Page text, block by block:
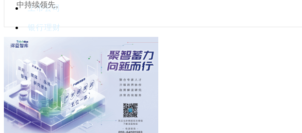
上市公司
银行理财
金融科技
基金券商
保险
创新北京
高端旅游
中持续领先。